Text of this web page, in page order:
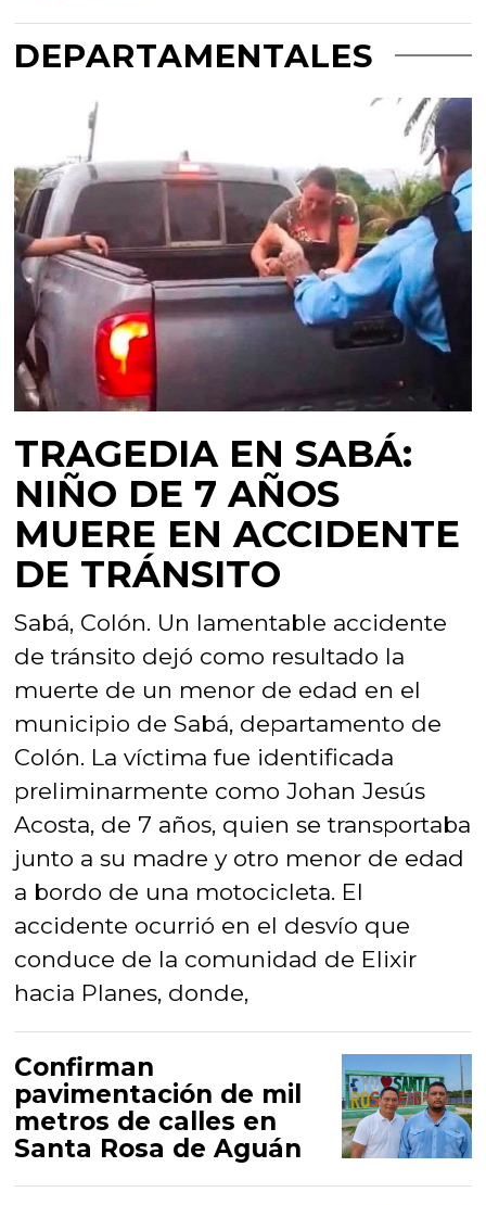
DEPARTAMENTALES
TRAGEDIA EN SABÁ:
NIÑO DE 7 AÑOS
MUERE EN ACCIDENTE
DE TRÁNSITO
Sabá, Colón. Un lamentable accidente
de tránsito dejó como resultado la
muerte de un menor de edad en el
municipio de Sabá, departamento de
Colón. La víctima fue identificada
preliminarmente como Johan Jesús
Acosta, de 7 años, quien se transportaba
junto a su madre y otro menor de edad
a bordo de una motocicleta. El
accidente ocurrió en el desvío que
conduce de la comunidad de Elixir
hacia Planes, donde,
Confirman
pavimentación de mil
metros de calles en
Santa Rosa de Aguán